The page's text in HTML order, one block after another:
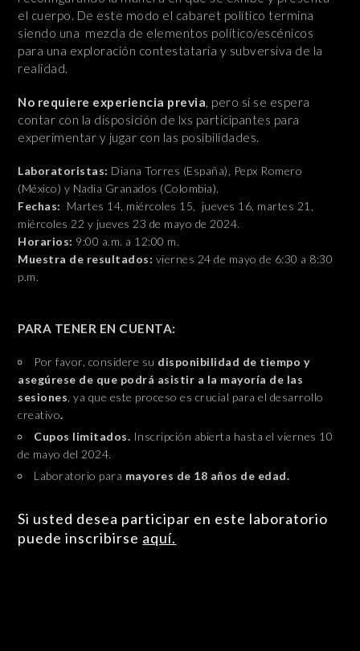
el cuerpo. De este modo el cabaret político termina
siendo una mezcla de elementos político/escénicos
para una exploración contestataria y subversiva de la
realidad.
No requiere experiencia previa, pero sí se espera
contar con la disposición de lxs participantes para
experimentar y jugar con las posibilidades.
Laboratoristas: Diana Torres (España), Pepx Romero
(México) y Nadia Granados (Colombia).
Fechas: Martes 14, miércoles 15, jueves 16, martes 21,
miércoles 22 y jueves 23 de mayo de 2024.
Horarios: 9:00 a.m. a 12:00 m.
Muestra de resultados: viernes 24 de mayo de 6:30 a 8:30
p.m.
PARA TENER EN CUENTA:
Por favor, considere su disponibilidad de tiempo y
asegúrese de que podrá asistir a la mayoría de las
sesiones , ya que este proceso es crucial para el desarrollo
creativo.
Cupos limitados. Inscripción abierta hasta el viernes 10
de mayo del 2024.
Laboratorio para mayores de 18 años de edad.
Si usted desea participar en este laboratorio
puede inscribirse aquí.